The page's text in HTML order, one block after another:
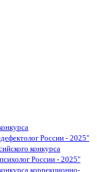
России - 2025"
конкурса
России - 2025"
коррекционно-